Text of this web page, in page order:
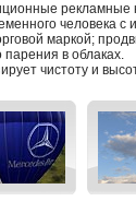
рекламные
человека с
маркой;
парения в облаках.
чистоту и